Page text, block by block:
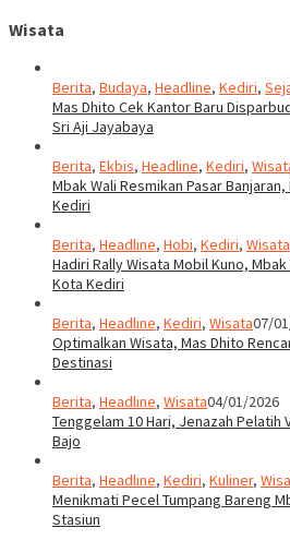
Wisata
Berita, Budaya, Headline, Kediri,
Mas Dhito Cek Kantor Baru
Sri Aji Jayabaya
Berita, Ekbis, Headline, Kediri,
Mbak Wali Resmikan Pasar
Kediri
Berita, Headline, Hobi, Kediri, Wisata
Hadiri Rally Wisata Mobil Kuno,
Kota Kediri
Berita, Headline, Kediri, Wisata07/
Optimalkan Wisata, Mas Dhito
Destinasi
Berita, Headline, Wisata04/01/2026
Tenggelam 10 Hari, Jenazah Pelatih
Bajo
Berita, Headline, Kediri, Kuliner,
Menikmati Pecel Tumpang Bareng
Stasiun